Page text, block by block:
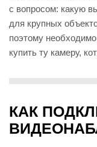
с вопросом: какую
для крупных
поэтому
купить ту камеру,
КАК